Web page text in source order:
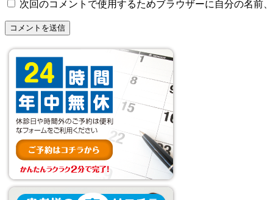
次回のコメントで使用するためブラウザーに自分の名前